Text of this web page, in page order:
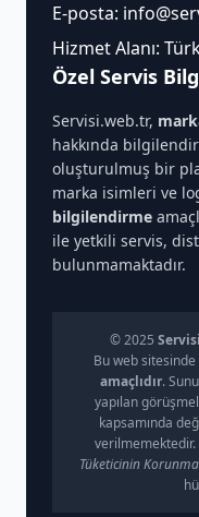
E-posta:
Hizmet Alanı:
Özel Servis
Servisi.web.tr,
hakkında
oluşturulmuş bir
marka isimleri ve
bilgilendirme
ile yetkili servis,
bulunmamaktadır.
© 2025
Bu web
amaçlıdır.
yapılan
kapsamında
verilmemektedir.
Tüketicinin